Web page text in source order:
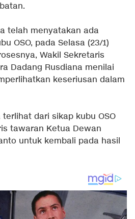
telah menyatakan ada
OSO, pada Selasa (23/1)
Wakil Sekretaris
Dadang Rusdiana menilai
keseriusan dalam
dari sikap kubu OSO
tawaran Ketua Dewan
untuk kembali pada hasil